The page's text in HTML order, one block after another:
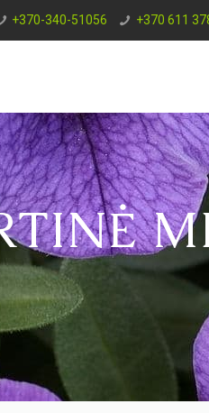
+370-340-51056 +370 611